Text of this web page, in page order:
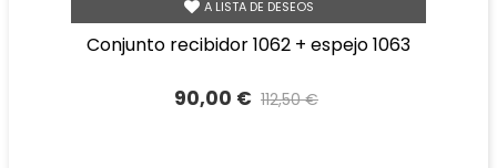
A LISTA DE DESEOS
conjunto recibidor 1062 + espejo 1063
90,00 € 112,50 €